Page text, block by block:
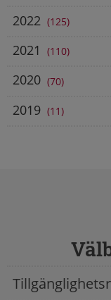
2022 125
2021 110
2020 70
2019 11